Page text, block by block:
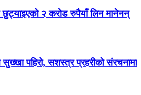
छुट्याइएको २ करोड रुपैयाँ लिन मानेनन्
सुख्खा पहिरो, सशस्त्र प्रहरीको संरचनामा